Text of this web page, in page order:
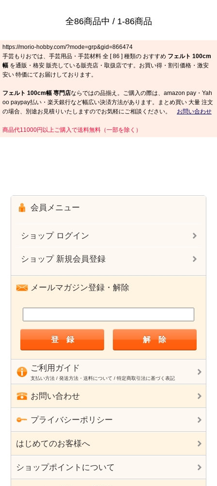
全86商品中 / 1-86商品
https://morio-hobby.com/?mode=grp&gid=866474
手芸もりおでは、手芸用品・手芸材料 全 [86 ] 種類の おすすめ フェルト 100cm
幅 を通販・格安 販売している販売店・取扱店です。お買い得・割引価格・激安
安い 特価にてお届けしております。
フェルト 100cm幅 専門店ならではの品揃え。ご購入の際は、amazon pay・Yah
oo paypay払い・楽天銀行など幅広い決済方法があります。まとめ買い 大量 注文
の場合、別途お見積りいたしますのでお気軽にご相談ください。 お問い合わせ
商品代11000円以上ご購入で送料無料（一部を除く）
会員メニュー
ショップ ログイン
ショップ 新規会員登録
メールマガジン登録・解除
ご利用ガイド
支払い方法 / 発送方法・送料について / 特定商取引法に基づく表記
お問い合わせ
プライバシーポリシー
はじめてのお客様へ
ショップポイントについて